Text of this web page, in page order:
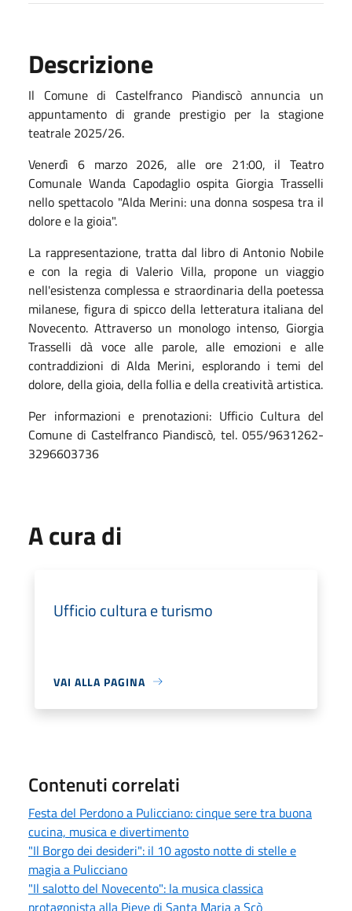
Descrizione
Il Comune di Castelfranco Piandiscò annuncia un
appuntamento di grande prestigio per la stagione
teatrale 2025/26.
Venerdì 6 marzo 2026, alle ore 21:00, il Teatro
Comunale Wanda Capodaglio ospita Giorgia Trasselli
nello spettacolo "Alda Merini: una donna sospesa tra il
dolore e la gioia".
La rappresentazione, tratta dal libro di Antonio Nobile
e con la regia di Valerio Villa, propone un viaggio
nell'esistenza complessa e straordinaria della poetessa
milanese, figura di spicco della letteratura italiana del
Novecento. Attraverso un monologo intenso, Giorgia
Trasselli dà voce alle parole, alle emozioni e alle
contraddizioni di Alda Merini, esplorando i temi del
dolore, della gioia, della follia e della creatività artistica.
Per informazioni e prenotazioni: Ufficio Cultura del
Comune di Castelfranco Piandiscò, tel. 055/9631262-
3296603736
A cura di
Ufficio cultura e turismo
VAI ALLA PAGINA
Contenuti correlati
Festa del Perdono a Pulicciano: cinque sere tra buona
cucina, musica e divertimento
"Il Borgo dei desideri": il 10 agosto notte di stelle e
magia a Pulicciano
"Il salotto del Novecento": la musica classica
protagonista alla Pieve di Santa Maria a Scò